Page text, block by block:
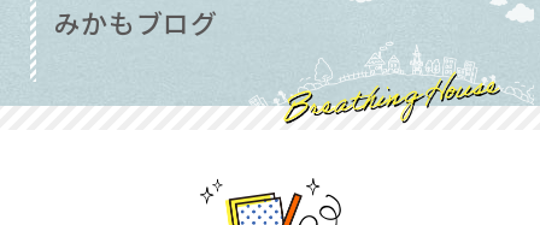
みかもブログ